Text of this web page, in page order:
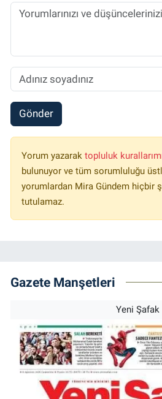
Gönder
Yorum yazarak topluluk
bulunuyor ve tüm sorumluluğu
yorumlardan Mira Gündem hiçbir
tutulamaz.
Gazete Manşetleri
Yeni Şafak